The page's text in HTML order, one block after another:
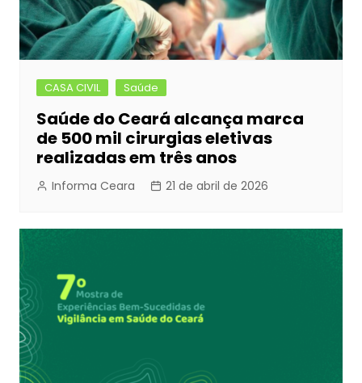
CASA CIVIL Saúde
Saúde do Ceará alcança marca
de 500 mil cirurgias eletivas
realizadas em três anos
Informa Ceara 21 de abril de 2026